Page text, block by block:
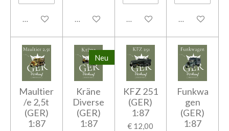
In den WarenkorbIn den WarenkorbIn den WarenkorbIn den
Maultier
/e 2,5t
(GER)
1:87
Neu
Kräne
Diverse
(GER)
1:87
KFZ 251
(GER)
1:87
€ 12,00
Funkwa
gen
(GER)
1:87